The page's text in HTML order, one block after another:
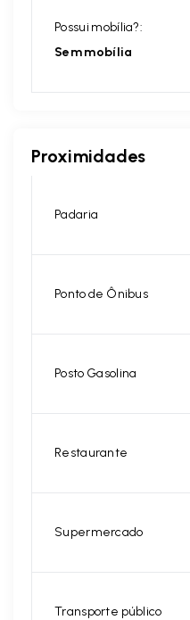
Possui mobília?:
Sem mobília
Proximidades
Padaria
Ponto de Ônibus
Posto Gasolina
Restaurante
Supermercado
Transporte público